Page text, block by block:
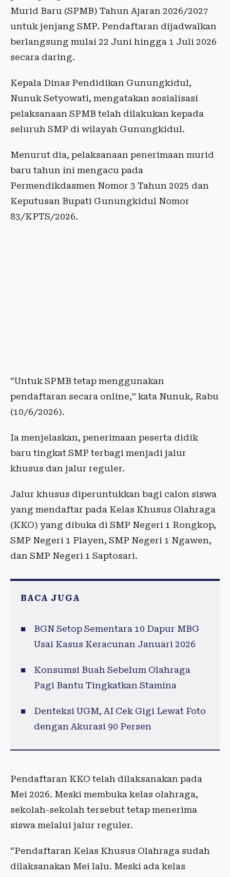
Murid Baru (SPMB) Tahun Ajaran 2026/2027
untuk jenjang SMP. Pendaftaran dijadwalkan
berlangsung mulai 22 Juni hingga 1 Juli 2026
secara daring.
Kepala Dinas Pendidikan Gunungkidul,
Nunuk Setyowati, mengatakan sosialisasi
pelaksanaan SPMB telah dilakukan kepada
seluruh SMP di wilayah Gunungkidul.
Menurut dia, pelaksanaan penerimaan murid
baru tahun ini mengacu pada
Permendikdasmen Nomor 3 Tahun 2025 dan
Keputusan Bupati Gunungkidul Nomor
83/KPTS/2026.
“Untuk SPMB tetap menggunakan
pendaftaran secara online,” kata Nunuk, Rabu
(10/6/2026).
Ia menjelaskan, penerimaan peserta didik
baru tingkat SMP terbagi menjadi jalur
khusus dan jalur reguler.
Jalur khusus diperuntukkan bagi calon siswa
yang mendaftar pada Kelas Khusus Olahraga
(KKO) yang dibuka di SMP Negeri 1 Rongkop,
SMP Negeri 1 Playen, SMP Negeri 1 Ngawen,
dan SMP Negeri 1 Saptosari.
BACA JUGA
BGN Setop Sementara 10 Dapur MBG
Usai Kasus Keracunan Januari 2026
Konsumsi Buah Sebelum Olahraga
Pagi Bantu Tingkatkan Stamina
Denteksi UGM, AI Cek Gigi Lewat Foto
dengan Akurasi 90 Persen
Pendaftaran KKO telah dilaksanakan pada
Mei 2026. Meski membuka kelas olahraga,
sekolah-sekolah tersebut tetap menerima
siswa melalui jalur reguler.
“Pendaftaran Kelas Khusus Olahraga sudah
dilaksanakan Mei lalu. Meski ada kelas